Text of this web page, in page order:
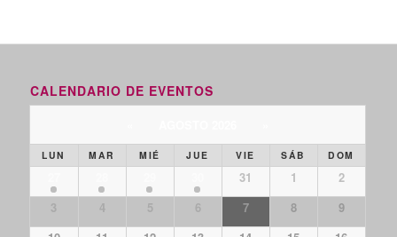
CALENDARIO DE EVENTOS
LUN MAR MIÉ JUE VIE SÁB DOM
31 1
2
3
4 5 6 7 8
9